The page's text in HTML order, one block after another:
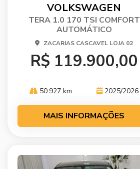
VOLKSWAGEN
TERA 1.0 170 TSI COMFORT
AUTOMÁTICO
ZACARIAS CASCAVEL LOJA 02
R$ 119.900,00
50.927 km 2025/2026
MAIS INFORMAÇÕES